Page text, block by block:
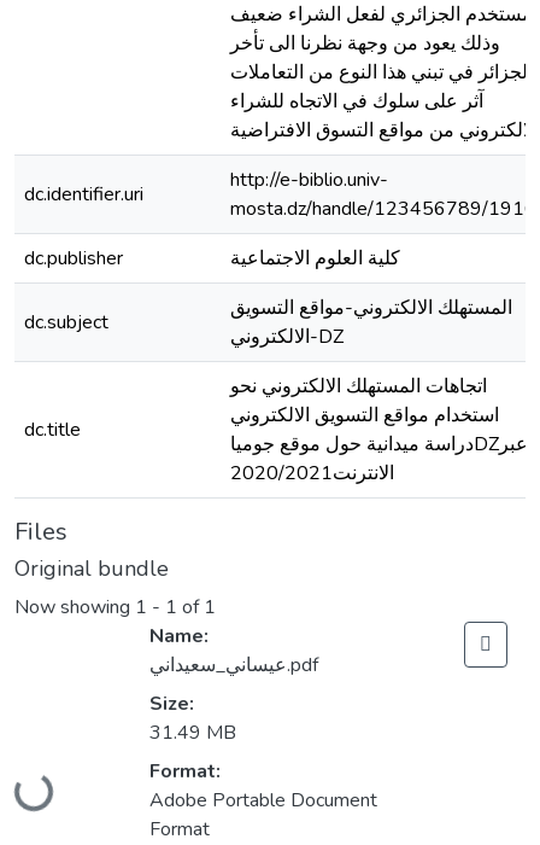
الجزائري لفعل الشراء ضعيف
وذلك يعود من وجهة نظرنا الى تأخر
الجزائر في تبني هذا النوع من التعاملات
آثر على سلوك في الاتجاه للشراء
dc.identifier.uri
http://e-biblio.univ-
mosta.dz/handle/123456789/
dc.publisher
كلية العلوم الاجتماعية
dc.subject
المستهلك الالكتروني-مواقع التسويق
الالكتروني-DZ
dc.title
اتجاهات المستهلك الالكتروني نحو
استخدام مواقع التسويق الالكتروني
دراسة ميدانية حول موقع جومياDZعبر
الانترنت2020/2021
Files
Original bundle
Now showing 1 - 1 of 1
Loading...
Name:
عيساني_سعيداني.pdf
Size:
31.49 MB
Format:
Adobe Portable Document
Format